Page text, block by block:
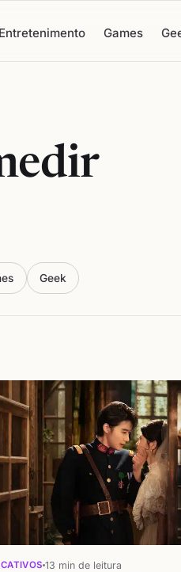
Entretenimento Games
Geek
13 min de leitura